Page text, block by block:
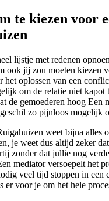
te kiezen voor
lijstje met redenen
ook jij zou moeten kiezen
het oplossen van een
om de relatie niet kapot
de gemoederen hoog Een
zo pijnloos mogelijk
weet bijna alles
je weet dus altijd zeker
zonder dat jullie nog
mediator versoepelt het
veel tijd stoppen in een
er voor je om het hele